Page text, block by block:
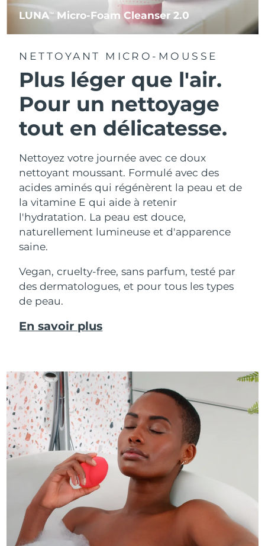
LUNATM Micro-Foam Cleanser 2.0
NETTOYANT MICRO-MOUSSE
Plus léger que l'air.
Pour un nettoyage
tout en délicatesse.
Nettoyez votre journée avec ce doux
nettoyant moussant. Formulé avec des
acides aminés qui régénèrent la peau et de
la vitamine E qui aide à retenir
l'hydratation. La peau est douce,
naturellement lumineuse et d'apparence
saine.
Vegan, cruelty-free, sans parfum, testé par
des dermatologues, et pour tous les types
de peau.
En savoir plus